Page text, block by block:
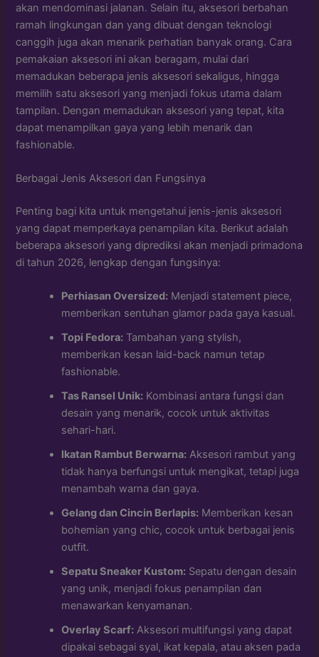
akan mendominasi jalanan. Selain itu, aksesori berbahan
ramah lingkungan dan yang dibuat dengan teknologi
canggih juga akan menarik perhatian banyak orang. Cara
pemakaian aksesori ini akan beragam, mulai dari
memadukan beberapa jenis aksesori sekaligus, hingga
memilih satu aksesori yang menjadi fokus utama dalam
tampilan. Dengan memadukan aksesori yang tepat, kita
dapat menampilkan gaya yang lebih menarik dan
fashionable.
Berbagai Jenis Aksesori dan Fungsinya
Penting bagi kita untuk mengetahui jenis-jenis aksesori
yang dapat memperkaya penampilan kita. Berikut adalah
beberapa aksesori yang diprediksi akan menjadi primadona
di tahun 2026, lengkap dengan fungsinya:
Perhiasan Oversized: Menjadi statement piece,
memberikan sentuhan glamor pada gaya kasual.
Topi Fedora: Tambahan yang stylish,
memberikan kesan laid-back namun tetap
fashionable.
Tas Ransel Unik: Kombinasi antara fungsi dan
desain yang menarik, cocok untuk aktivitas
sehari-hari.
Ikatan Rambut Berwarna: Aksesori rambut yang
tidak hanya berfungsi untuk mengikat, tetapi juga
menambah warna dan gaya.
Gelang dan Cincin Berlapis: Memberikan kesan
bohemian yang chic, cocok untuk berbagai jenis
outfit.
Sepatu Sneaker Kustom: Sepatu dengan desain
yang unik, menjadi fokus penampilan dan
menawarkan kenyamanan.
Overlay Scarf: Aksesori multifungsi yang dapat
dipakai sebagai syal, ikat kepala, atau aksen pada